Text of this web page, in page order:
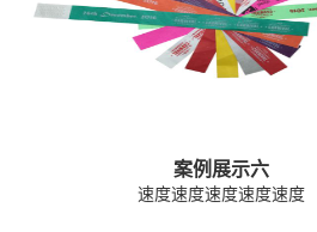
案例展示六
速度速度速度速度速度